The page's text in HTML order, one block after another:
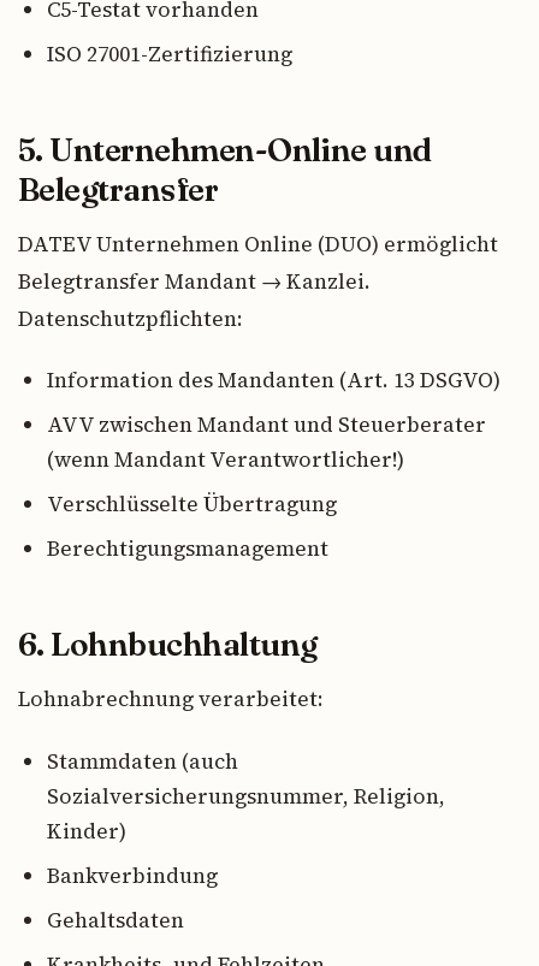
C5-Testat vorhanden
ISO 27001-Zertifizierung
5. Unternehmen-Online und
Belegtransfer
DATEV Unternehmen Online (DUO) ermöglicht
Belegtransfer Mandant → Kanzlei.
Datenschutzpflichten:
Information des Mandanten (Art. 13 DSGVO)
AVV zwischen Mandant und Steuerberater
(wenn Mandant Verantwortlicher!)
Verschlüsselte Übertragung
Berechtigungsmanagement
6. Lohnbuchhaltung
Lohnabrechnung verarbeitet:
Stammdaten (auch
Sozialversicherungsnummer, Religion,
Kinder)
Bankverbindung
Gehaltsdaten